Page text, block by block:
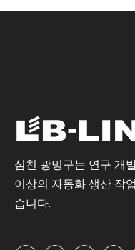
심천 광밍구는 연구 개
이상의 자동화 생산 작
습니다.